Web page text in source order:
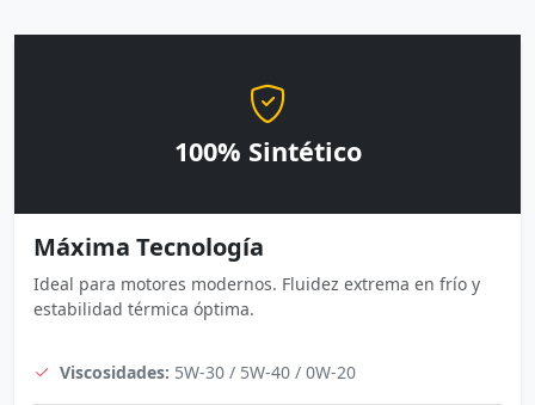
100% Sintético
Máxima Tecnología
Ideal para motores modernos. Fluidez extrema en frío y
estabilidad térmica óptima.
Viscosidades: 5W-30 / 5W-40 / 0W-20